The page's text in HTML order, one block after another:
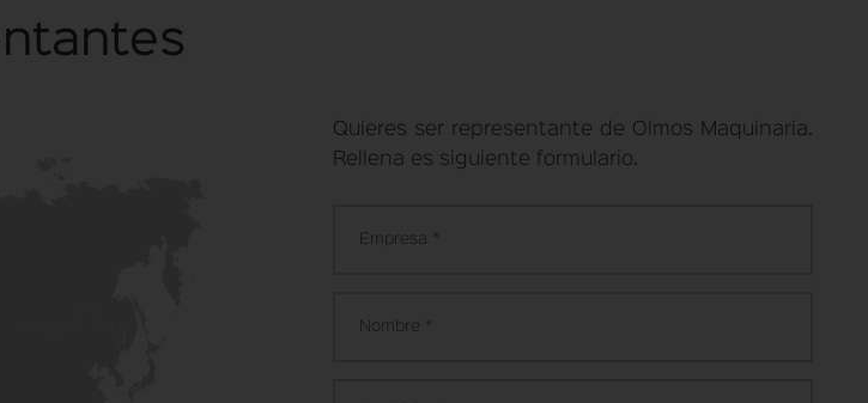
Quieres ser representante de Olmos Maquinaria.
Rellena es siguiente formulario.